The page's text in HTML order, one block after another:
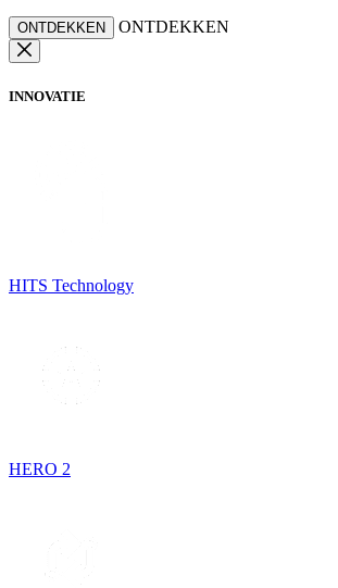
ONTDEKKEN ONTDEKKEN
INNOVATIE
HITS Technology
HERO 2